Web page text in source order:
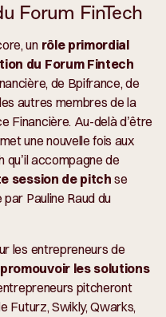
Forum FinTech
un rôle primordial
du Forum Fintech
de Bpifrance, de
autres membres de la
Financière. Au-delà d’être
une nouvelle fois aux
accompagne de
session de pitchse
Pauline Raud du
les entrepreneurs de
les solutions
pitcheront
Futurz, Swikly, Qwarks,